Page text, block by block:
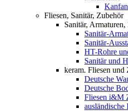
Fliesen, Sanitär, Zubehör
Sanitär,
Sanitär-
Sanitär-
HT-Rohre
Sanitär und
keram. Fliesen und
Deutsche
Deutsche
Fliesen i&M
ausländische